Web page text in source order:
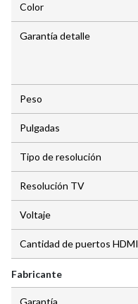
Color
Garantía detalle
Peso
Pulgadas
Tipo de resolución
Resolución TV
Voltaje
Cantidad de puertos HDMI
Fabricante
Garantía